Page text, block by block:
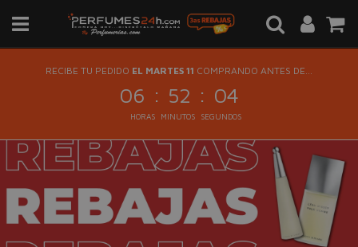
RECIBE TU PEDIDO EL MARTES 11 COMPRANDO ANTES DE...
06 : 52 : 04
HORAS MINUTOS SEGUNDOS